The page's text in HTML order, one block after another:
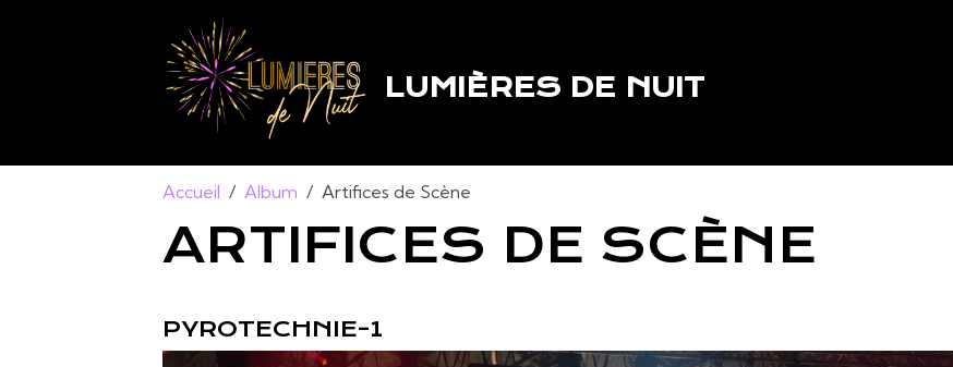
LUMIÈRES DE NUIT
Accueil Album Artifices de Scène
ARTIFICES DE SCÈNE
PYROTECHNIE-1